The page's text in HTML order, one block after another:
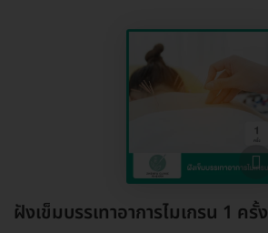
ฝังเข็มบรรเทาอาการไมเกรน 1 ครั้ง